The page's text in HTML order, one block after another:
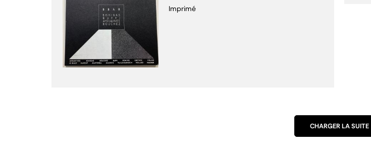
Imprimé
CHARGER LA SUITE